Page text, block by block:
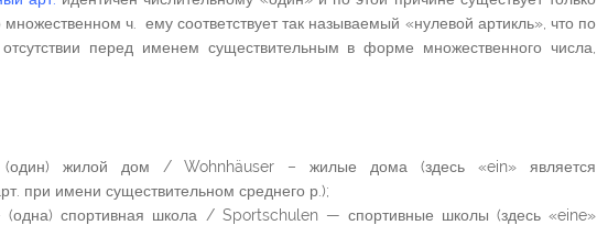
ч. ему соответствует так называемый «нулевой артикль», что по
перед именем существительным в форме множественного числа,
жилой дом / Wohnhäuser – жилые дома (здесь «ein» является
при имени существительном среднего р.);
спортивная школа / Sportschulen — спортивные школы (здесь «eine»